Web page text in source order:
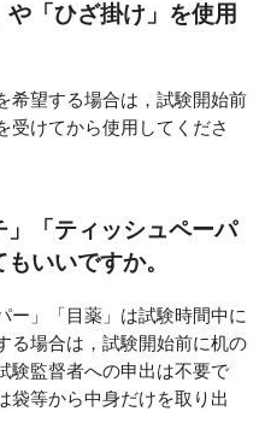
「ひざ掛け」を使用
希望する場合は，試験開始前
受けてから使用してくださ
「ティッシュペーパ
いいですか。
ー」「目薬」は試験時間中に
る場合は，試験開始前に机の
験監督者への申出は不要で
袋等から中身だけを取り出